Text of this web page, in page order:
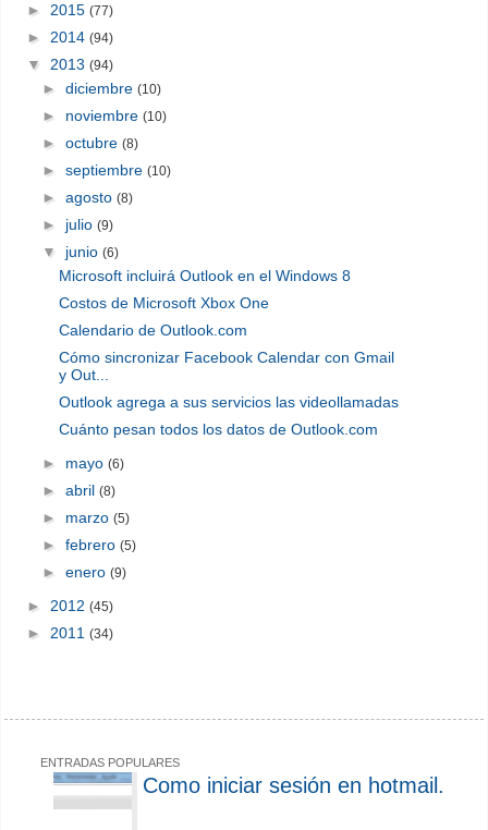
► 2015 (77)
► 2014 (94)
▼ 2013 (94)
►diciembre(10)
► noviembre(10)
►octubre(8)
►septiembre(10)
►agosto(8)
► julio(9)
▼ junio(6)
Microsoft incluirá Outlook en el Windows 8
Costos de Microsoft Xbox One
Calendario de Outlook.com
Cómo sincronizar Facebook Calendar con Gmail
y Out...
Outlook agrega a sus servicios las videollamadas
Cuánto pesan todos los datos de Outlook.com
► mayo(6)
►abril(8)
► marzo(5)
►febrero(5)
►enero(9)
► 2012 (45)
► 2011 (34)
ENTRADAS POPULARES
Como iniciar sesión en hotmail.